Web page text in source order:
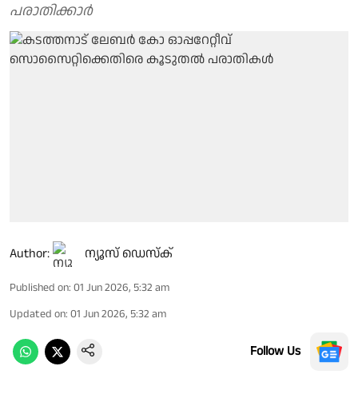
പരാതിക്കാർ
Author: ന്യൂസ് ഡെസ്ക്
Published on: 01 Jun 2026, 5:32 am
Updated on: 01 Jun 2026, 5:32 am
Follow Us